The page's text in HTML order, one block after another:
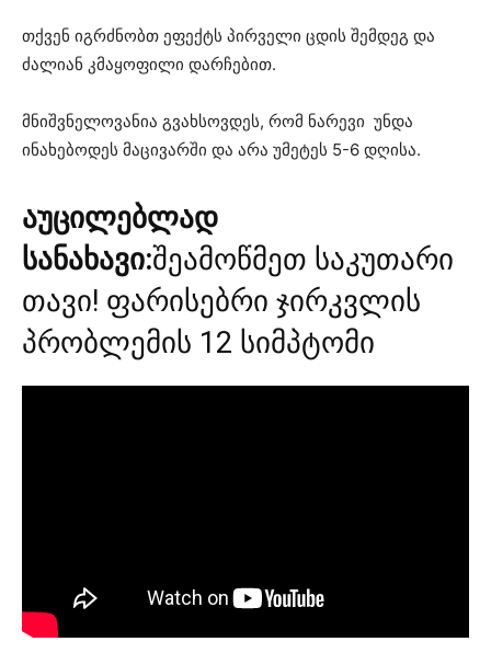
თქვენ იგრძნობთ ეფექტს პირველი ცდის შემდეგ და
ძალიან კმაყოფილი დარჩებით.
მნიშვნელოვანია გვახსოვდეს, რომ ნარევი უნდა
ინახებოდეს მაცივარში და არა უმეტეს 5-6 დღისა.
აუცილებლად
სანახავი:შეამოწმეთ საკუთარი
თავი! ფარისებრი ჯირკვლის
პრობლემის 12 სიმპტომი